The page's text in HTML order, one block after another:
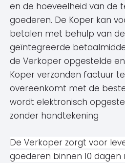
en de hoeveelheid van de
goederen. De Koper kan
betalen met behulp van
geïntegreerde
de Verkoper opgestelde
Koper verzonden factuur
overeenkomt met de
wordt elektronisch
zonder handtekening
De Verkoper zorgt voor
goederen binnen 10